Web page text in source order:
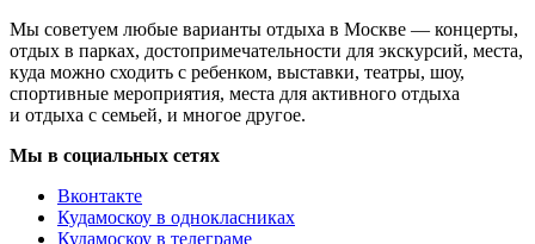
Мы советуем любые варианты отдыха в Москве — концерты,
отдых в парках, достопримечательности для экскурсий, места,
куда можно сходить с ребенком, выставки, театры, шоу,
спортивные мероприятия, места для активного отдыха
и отдыха с семьей, и многое другое.
Мы в социальных сетях
Вконтакте
Кудамоскоу в однокласниках
Кудамоскоу в телеграме